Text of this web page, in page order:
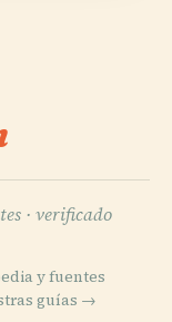
· verificado
y fuentes
guías →